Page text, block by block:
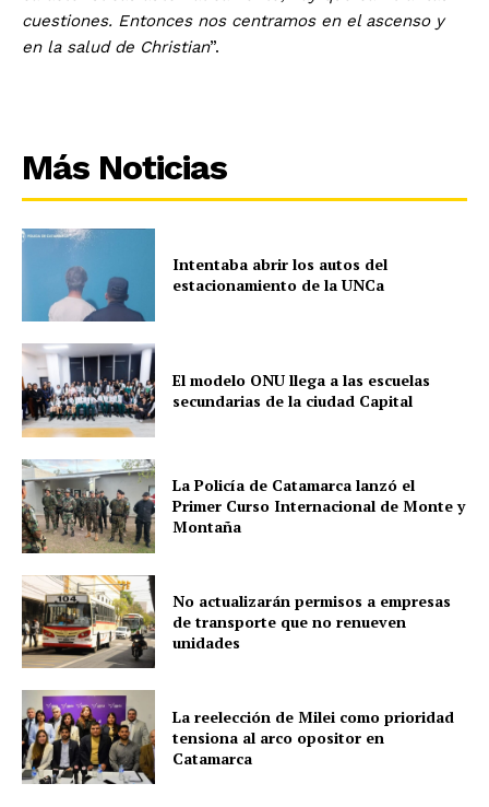
cuestiones. Entonces nos centramos en el ascenso y
en la salud de Christian”.
Más Noticias
Intentaba abrir los autos del
estacionamiento de la UNCa
El modelo ONU llega a las escuelas
secundarias de la ciudad Capital
La Policía de Catamarca lanzó el
Primer Curso Internacional de Monte y
Montaña
No actualizarán permisos a empresas
de transporte que no renueven
unidades
La reelección de Milei como prioridad
tensiona al arco opositor en
Catamarca